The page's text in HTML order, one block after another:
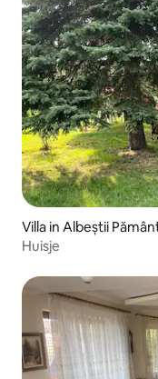
Villa in Albeștii
Huisje